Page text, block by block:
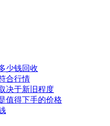
少钱回收
合行情
决于新旧程度
值得下手的价格